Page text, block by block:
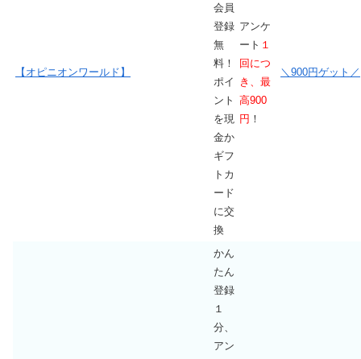
【オピニオンワールド】
会員
登録
無
料！
ポイ
ント
を現
金か
ギフ
トカ
ード
に交
換
アンケ
ート １
回につ
き、最
高900
円 ！
＼900円ゲット／
かん
たん
登録
１
分、
アン